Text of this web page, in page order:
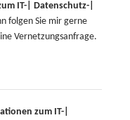
IT-| Datenschutz-|
folgen Sie mir gerne
Vernetzungsanfrage.
zum IT-|